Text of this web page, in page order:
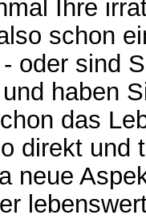
Ihre
schon
oder sind
haben
das
direkt und
neue